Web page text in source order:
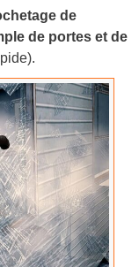
de
de portes et de